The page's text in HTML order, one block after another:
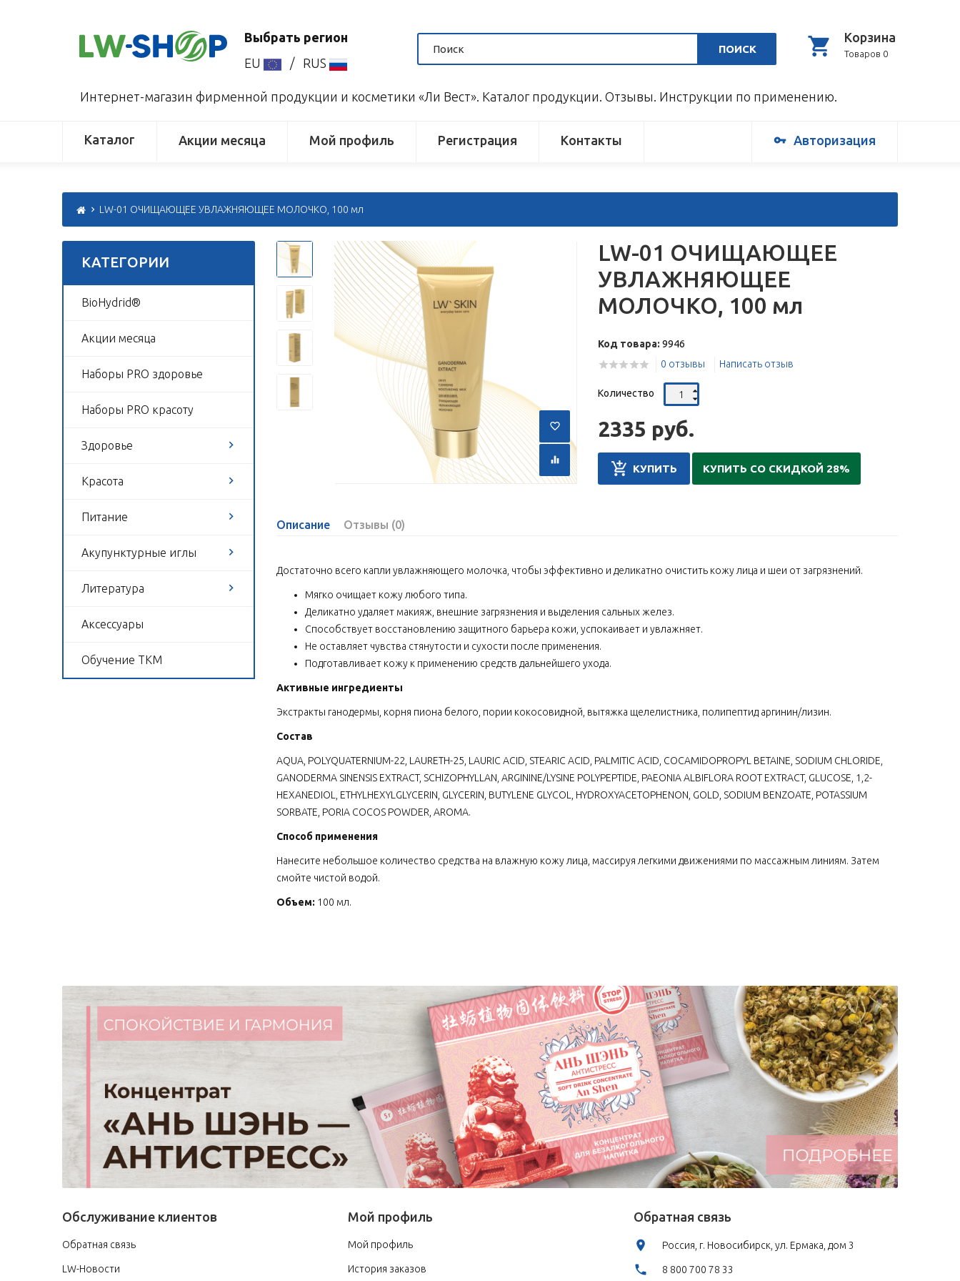
Корзина
Товаров 0
ПОИСК
Выбрать регион
EU
/ RUS
Интернет-магазин фирменной продукции и косметики «Ли Вест». Каталог продукции. Отзывы. Инструкции по применению.
Каталог Акции месяца Мой профиль Регистрация Контакты Авторизация
LW-01 ОЧИЩАЮЩЕЕ УВЛАЖНЯЮЩЕЕ МОЛОЧКО, 100 мл
КАТЕГОРИИ
BioHydrid®
Акции месяца
Наборы PRO здоровье
Наборы PRO красоту
Здоровье
Красота
Питание
Акупунктурные иглы
Литература
Аксессуары
Обучение ТКМ
LW-01 ОЧИЩАЮЩЕЕ
УВЛАЖНЯЮЩЕЕ
МОЛОЧКО, 100 мл
Код товара: 9946
0 отзывы
Написать отзыв
Количество
2335 руб.
КУПИТЬ КУПИТЬ СО СКИДКОЙ 28%
Описание Отзывы (0)
Достаточно всего капли увлажняющего молочка, чтобы эффективно и деликатно очистить кожу лица и шеи от загрязнений.
Мягко очищает кожу любого типа.
Деликатно удаляет макияж, внешние загрязнения и выделения сальных желез.
Способствует восстановлению защитного барьера кожи, успокаивает и увлажняет.
Не оставляет чувства стянутости и сухости после применения.
Подготавливает кожу к применению средств дальнейшего ухода.
Активные ингредиенты
Экстракты ганодермы, корня пиона белого, пории кокосовидной, вытяжка щелелистника, полипептид аргинин/лизин.
Состав
AQUA, POLYQUATERNIUM-22, LAURETH-25, LAURIC ACID, STEARIC ACID, PALMITIC ACID, COCAMIDOPROPYL BETAINE, SODIUM CHLORIDE,
GANODERMA SINENSIS EXTRACT, SCHIZOPHYLLAN, ARGININE/LYSINE POLYPEPTIDE, PAEONIA ALBIFLORA ROOT EXTRACT, GLUCOSE, 1,2-
HEXANEDIOL, ETHYLHEXYLGLYCERIN, GLYCERIN, BUTYLENE GLYCOL, HYDROXYACETOPHENON, GOLD, SODIUM BENZOATE, POTASSIUM
SORBATE, PORIA COCOS POWDER, AROMA.
Способ применения
Нанесите небольшое количество средства на влажную кожу лица, массируя легкими движениями по массажным линиям. Затем
смойте чистой водой.
Объем: 100 мл.
Обслуживание клиентов
Обратная связь
LW-Новости
Мой профиль
Мой профиль
История заказов
Обратная связь
Россия, г. Новосибирск, ул. Ермака, дом 3
8 800 700 78 33